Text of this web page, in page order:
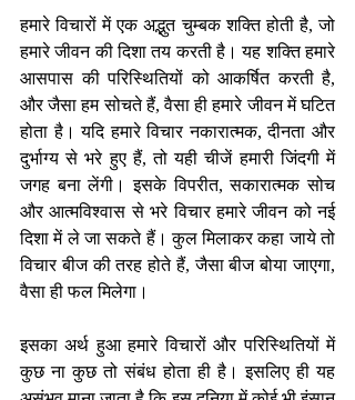
हमारे विचारों में एक अद्भुत चुम्बक शक्ति होती है, जो
हमारे जीवन की दिशा तय करती है। यह शक्ति हमारे
आसपास की परिस्थितियों को आकर्षित करती है,
और जैसा हम सोचते हैं, वैसा ही हमारे जीवन में घटित
होता है। यदि हमारे विचार नकारात्मक, दीनता और
दुर्भाग्य से भरे हुए हैं, तो यही चीजें हमारी जिंदगी में
जगह बना लेंगी। इसके विपरीत, सकारात्मक सोच
और आत्मविश्वास से भरे विचार हमारे जीवन को नई
दिशा में ले जा सकते हैं। कुल मिलाकर कहा जाये तो
विचार बीज की तरह होते हैं, जैसा बीज बोया जाएगा,
वैसा ही फल मिलेगा।
इसका अर्थ हुआ हमारे विचारों और परिस्थितियों में
कुछ ना कुछ तो संबंध होता ही है। इसलिए ही यह